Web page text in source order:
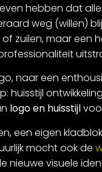
hebben dat
weg (willen)
zuilen, maar een
naar een
huisstijl
logo en huisstijl
een eigen
mocht ook de
nieuwe visuele